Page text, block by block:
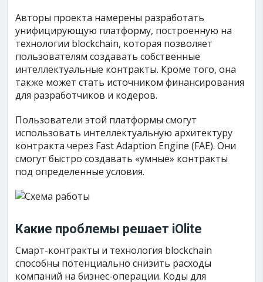
Авторы проекта намерены разработать
унифицирующую платформу, построенную на
технологии blockchain, которая позволяет
пользователям создавать собственные
интеллектуальные контракты. Кроме того, она
также может стать источником финансирования
для разработчиков и кодеров.
Пользователи этой платформы смогут
использовать интеллектуальную архитектуру
контракта через Fast Adaption Engine (FAE). Они
смогут быстро создавать «умные» контракты
под определенные условия.
Какие проблемы решает iOlite
Смарт-контракты и технология blockchain
способны потенциально снизить расходы
компаний на бизнес-операции. Коды для